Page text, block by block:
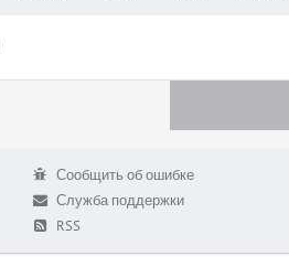
Сообщить об ошибке
Служба поддержки
RSS